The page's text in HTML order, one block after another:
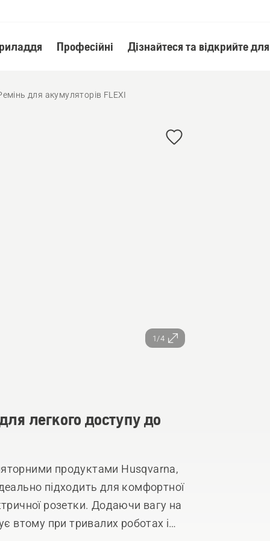
Професійні Дізнайтеся та відкрийте
для акумуляторів FLEXI
1/4
легкого доступу до
продуктами Husqvarna,
підходить для комфортної
розетки. Додаючи вагу на
втому при тривалих роботах і